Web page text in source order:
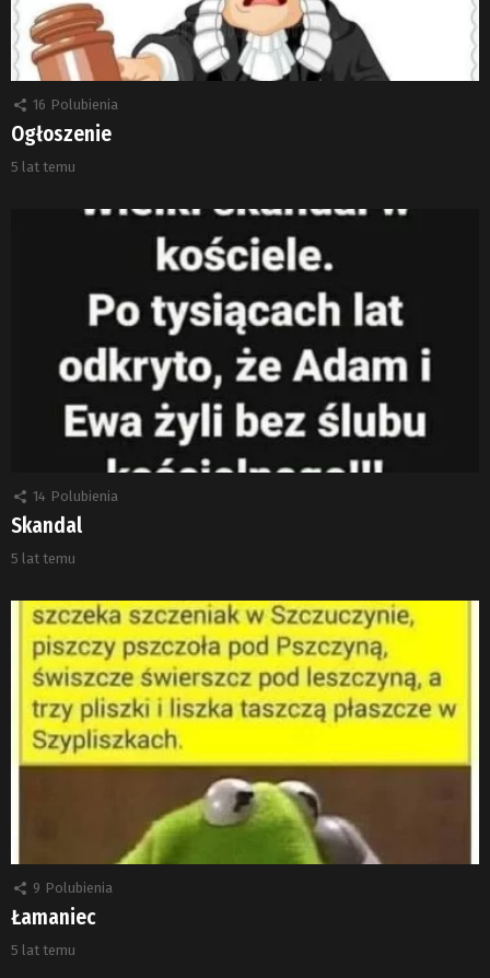
16 Polubienia
Ogłoszenie
5 lat temu
14 Polubienia
Skandal
5 lat temu
9 Polubienia
Łamaniec
5 lat temu